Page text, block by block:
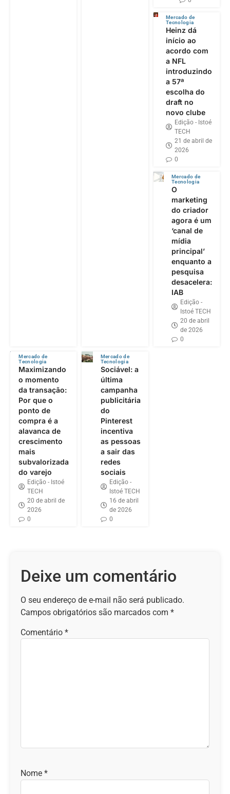
Mercado de
Tecnologia
Heinz dá
início ao
acordo com
a NFL
introduzindo
a 57ª
escolha do
draft no
novo clube
Edição - Istoé
TECH
21 de abril de
2026
0
Mercado de
Tecnologia
O
marketing
do criador
agora é um
‘canal de
mídia
principal’
enquanto a
pesquisa
desacelera:
IAB
Edição -
Istoé TECH
20 de abril
de 2026
0
Mercado de
Tecnologia
Maximizando
o momento
da transação:
Por que o
ponto de
compra é a
alavanca de
crescimento
mais
subvalorizada
do varejo
Edição - Istoé
TECH
20 de abril de
2026
0
Mercado de
Tecnologia
Sociável: a
última
campanha
publicitária
do
Pinterest
incentiva
as pessoas
a sair das
redes
sociais
Edição -
Istoé TECH
16 de abril
de 2026
0
Deixe um comentário
O seu endereço de e-mail não será publicado.
Campos obrigatórios são marcados com *
Comentário *
Nome *